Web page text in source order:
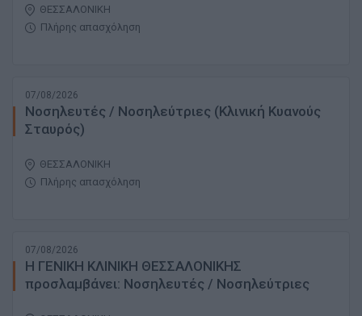
ΘΕΣΣΑΛΟΝΙΚΗ
Πλήρης απασχόληση
07/08/2026
Νοσηλευτές / Νοσηλεύτριες (Κλινική Κυανούς
Σταυρός)
ΘΕΣΣΑΛΟΝΙΚΗ
Πλήρης απασχόληση
07/08/2026
H ΓΕΝΙΚΗ ΚΛΙΝΙΚΗ ΘΕΣΣΑΛΟΝΙΚΗΣ
προσλαμβάνει: Νοσηλευτές / Νοσηλεύτριες